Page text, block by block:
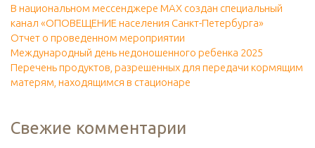
В национальном мессенджере МАХ создан специальный
канал «ОПОВЕЩЕНИЕ населения Санкт-Петербурга»
Отчет о проведенном мероприятии
Международный день недоношенного ребенка 2025
Перечень продуктов, разрешенных для передачи кормящим
матерям, находящимся в стационаре
Свежие комментарии